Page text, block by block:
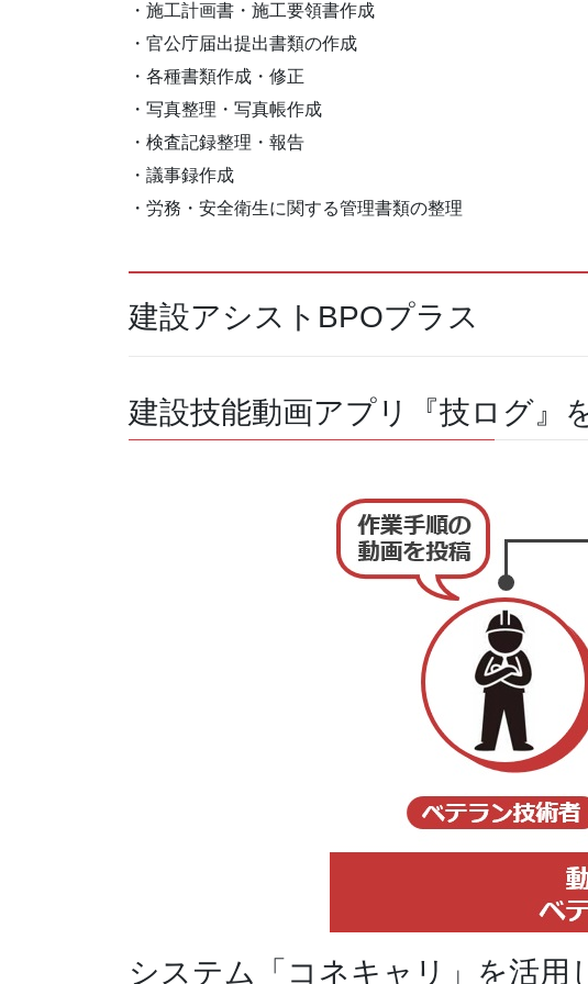
・施工計画書・施工要領書作成
・官公庁届出提出書類の作成
・各種書類作成・修正
・写真整理・写真帳作成
・検査記録整理・報告
・議事録作成
・労務・安全衛生に関する管理書類の整理
建設アシストBPOプラス
建設技能動画アプリ『技ログ』
システム「コネキャリ」を活用